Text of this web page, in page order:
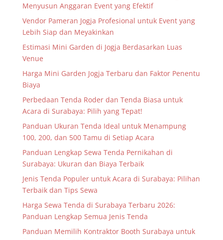
Menyusun Anggaran Event yang Efektif
Vendor Pameran Jogja Profesional untuk Event yang
Lebih Siap dan Meyakinkan
Estimasi Mini Garden di Jogja Berdasarkan Luas
Venue
Harga Mini Garden Jogja Terbaru dan Faktor Penentu
Biaya
Perbedaan Tenda Roder dan Tenda Biasa untuk
Acara di Surabaya: Pilih yang Tepat!
Panduan Ukuran Tenda Ideal untuk Menampung
100, 200, dan 500 Tamu di Setiap Acara
Panduan Lengkap Sewa Tenda Pernikahan di
Surabaya: Ukuran dan Biaya Terbaik
Jenis Tenda Populer untuk Acara di Surabaya: Pilihan
Terbaik dan Tips Sewa
Harga Sewa Tenda di Surabaya Terbaru 2026:
Panduan Lengkap Semua Jenis Tenda
Panduan Memilih Kontraktor Booth Surabaya untuk